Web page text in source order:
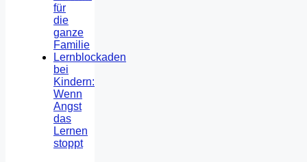
für
die
ganze
Familie
Lernblockaden
bei
Kindern:
Wenn
Angst
das
Lernen
stoppt